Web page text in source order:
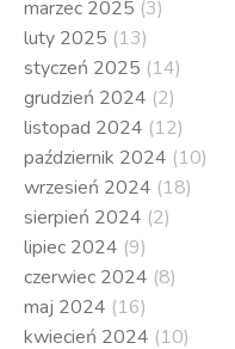
marzec 2025 (3)
luty 2025 (13)
styczeń 2025 (14)
grudzień 2024 (2)
listopad 2024 (12)
październik 2024 (10)
wrzesień 2024 (18)
sierpień 2024 (2)
lipiec 2024 (9)
czerwiec 2024 (8)
maj 2024 (16)
kwiecień 2024 (10)